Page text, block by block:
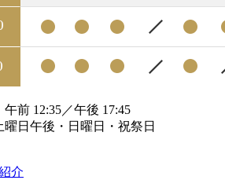
前 12:35／午後 17:45
曜日午後・日曜日・祝祭日
介